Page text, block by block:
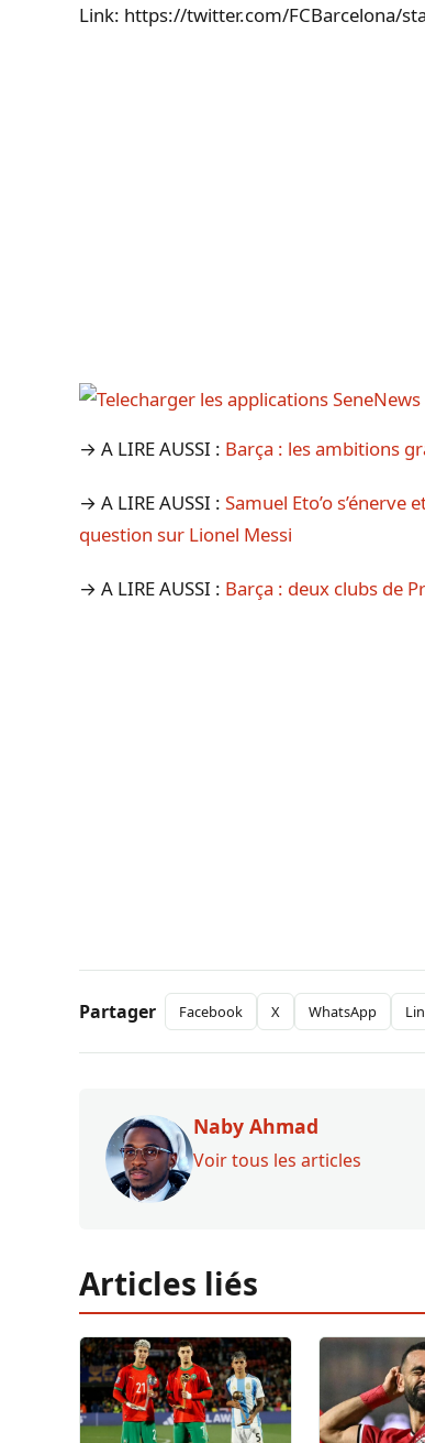
Link: https://twitter.com/FCBarcelona/
→ A LIRE AUSSI : Barça : les ambitions
→ A LIRE AUSSI : Samuel Eto’o
question sur Lionel Messi
→ A LIRE AUSSI : Barça : deux clubs de
Partager Facebook X WhatsApp
Naby Ahmad
Voir tous les articles
Articles liés